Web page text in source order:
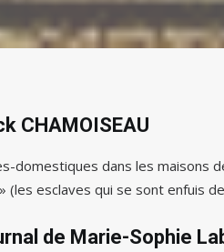
CHAMOISEAU
domestiques dans les maisons
(les esclaves qui se sont enfuis
de Marie-Sophie